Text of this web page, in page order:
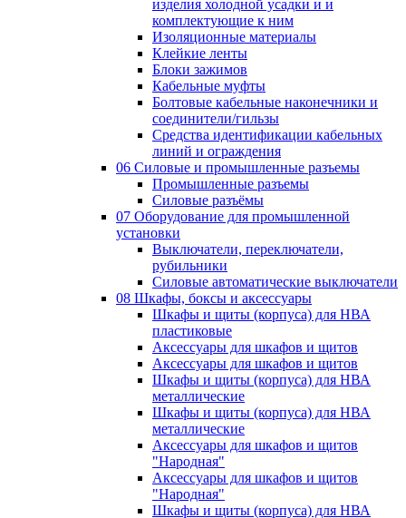
изделия холодной усадки и и
комплектующие к ним
Изоляционные материалы
Клейкие ленты
Блоки зажимов
Кабельные муфты
Болтовые кабельные наконечники и
соединители/гильзы
Средства идентификации кабельных
линий и ограждения
06 Силовые и промышленные разъемы
Промышленные разъемы
Силовые разъёмы
07 Оборудование для промышленной
установки
Выключатели, переключатели,
рубильники
Силовые автоматические выключатели
08 Шкафы, боксы и аксессуары
Шкафы и щиты (корпуса) для НВА
пластиковые
Аксессуары для шкафов и щитов
Аксессуары для шкафов и щитов
Шкафы и щиты (корпуса) для НВА
металлические
Шкафы и щиты (корпуса) для НВА
металлические
Аксессуары для шкафов и щитов
"Народная"
Аксессуары для шкафов и щитов
"Народная"
Шкафы и щиты (корпуса) для НВА